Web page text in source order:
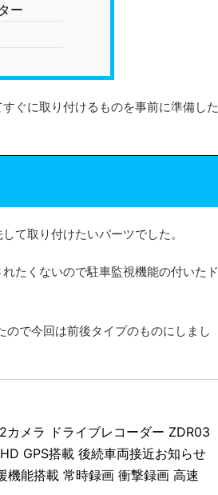
ー
ぐに取り付けるものを事前に準備した
て取り付けたいパーツでした。
たくないので駐車監視機能の付いたド
で今回は前後タイプのものにしまし
カメラ ドライブレコーダー ZDR03
GPS搭載 後続車両接近お知らせ
機能搭載 常時録画 衝撃録画 高速